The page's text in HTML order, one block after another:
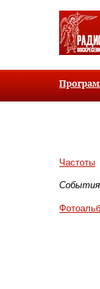
Частоты
События